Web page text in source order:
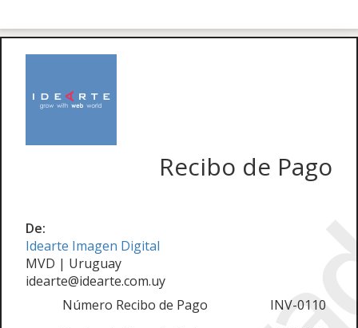
Recibo de Pago
De:
Idearte Imagen Digital
MVD | Uruguay
idearte@idearte.com.uy
Número Recibo de Pago
INV-0110